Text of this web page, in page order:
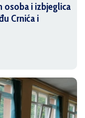
osoba i izbjeglica
Crnića i